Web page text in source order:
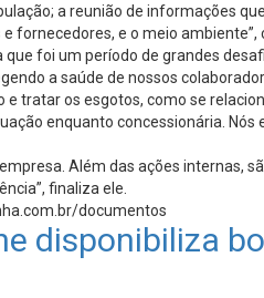
a reunião de informações
fornecedores, e o meio ambiente”,
foi um período de grandes
a saúde de nossos
tratar os esgotos, como se
enquanto concessionária. Nós
Além das ações internas,
finaliza ele.
documentos
disponibiliza